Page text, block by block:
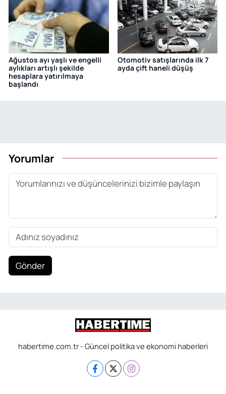
Ağustos ayı yaşlı ve engelli
aylıkları artışlı şekilde
hesaplara yatırılmaya
başlandı
Otomotiv satışlarında ilk 7
ayda çift haneli düşüş
Yorumlar
Gönder
habertime.com.tr - Güncel politika ve ekonomi haberleri